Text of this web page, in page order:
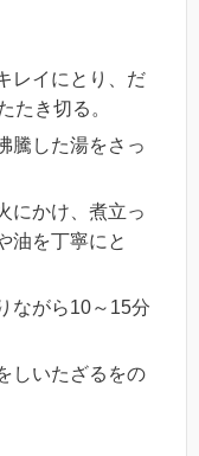
レイにとり、だ
たき切る。
騰した湯をさっ
にかけ、煮立っ
油を丁寧にと
ながら10～15分
しいたざるをの